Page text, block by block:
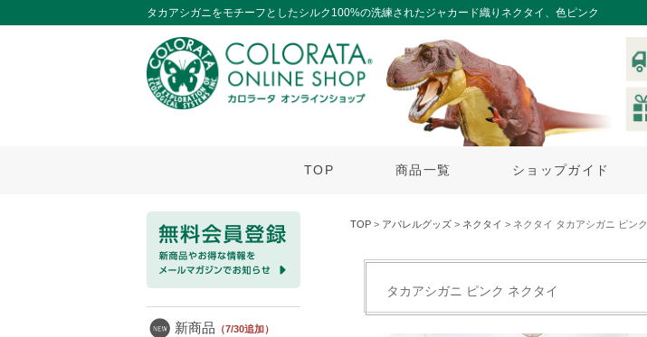
タカアシガニをモチーフとしたシルク100%の洗練されたジャカード織りネクタイ、色ピンク
TOP 商品一覧 ショップガイド
新商品 （7/30追加）
TOP > アパレルグッズ > ネクタイ > ネクタイ タカアシガニ ピンク
タカアシガニ ピンク ネクタイ